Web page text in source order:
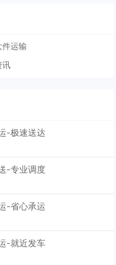
件运输
讯
-极速送达
-专业调度
-省心承运
-就近发车